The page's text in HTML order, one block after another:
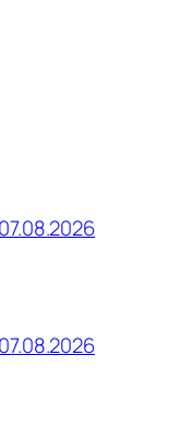
07.08.2026
07.08.2026